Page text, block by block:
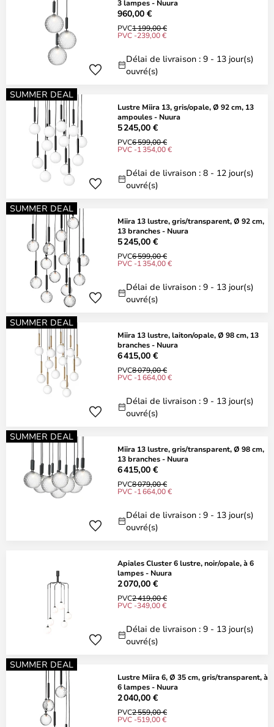
3 lampes - Nuura
960,00 €
PVC1 199,00 €
PVC -239,00 €
Délai de livraison : 9 - 13 jour(s)
ouvré(s)
SUMMER DEAL
Lustre Miira 13, gris/opale, Ø 92 cm, 13
ampoules - Nuura
5 245,00 €
PVC6 599,00 €
PVC -1 354,00 €
Délai de livraison : 8 - 12 jour(s)
ouvré(s)
SUMMER DEAL
Miira 13 lustre, gris/transparent, Ø 92 cm,
13 branches - Nuura
5 245,00 €
PVC6 599,00 €
PVC -1 354,00 €
Délai de livraison : 9 - 13 jour(s)
ouvré(s)
SUMMER DEAL
Miira 13 lustre, laiton/opale, Ø 98 cm, 13
branches - Nuura
6 415,00 €
PVC8 079,00 €
PVC -1 664,00 €
Délai de livraison : 9 - 13 jour(s)
ouvré(s)
SUMMER DEAL
Miira 13 lustre, gris/transparent, Ø 98 cm,
13 branches - Nuura
6 415,00 €
PVC8 079,00 €
PVC -1 664,00 €
Délai de livraison : 9 - 13 jour(s)
ouvré(s)
Apiales Cluster 6 lustre, noir/opale, à 6
lampes - Nuura
2 070,00 €
PVC2 419,00 €
PVC -349,00 €
Délai de livraison : 9 - 13 jour(s)
ouvré(s)
SUMMER DEAL
Lustre Miira 6, Ø 35 cm, gris/transparent, à
6 lampes - Nuura
2 040,00 €
PVC2 559,00 €
PVC -519,00 €